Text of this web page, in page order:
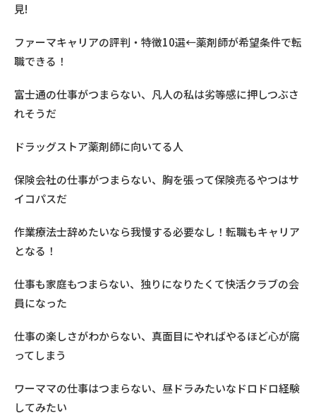
見!
ファーマキャリアの評判・特徴10選←薬剤師が希望条件で転
職できる！
富士通の仕事がつまらない、凡人の私は劣等感に押しつぶさ
れそうだ
ドラッグストア薬剤師に向いてる人
保険会社の仕事がつまらない、胸を張って保険売るやつはサ
イコパスだ
作業療法士辞めたいなら我慢する必要なし！転職もキャリア
となる！
仕事も家庭もつまらない、独りになりたくて快活クラブの会
員になった
仕事の楽しさがわからない、真面目にやればやるほど心が腐
ってしまう
ワーママの仕事はつまらない、昼ドラみたいなドロドロ経験
してみたい